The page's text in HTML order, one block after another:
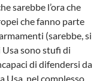
sarebbe l’ora che
che fanno parte
(sarebbe, si
Usa sono stufi di
di difendersi da
Usa, nel complesso